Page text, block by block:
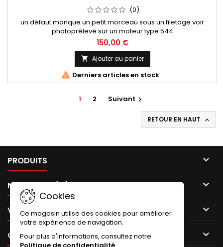
(0)
un défaut manque un petit morceau sous un filetage voir
photoprélevé sur un moteur type 544
150,00 €
 Ajouter au panier
 Derniers articles en stock
1 2 Suivant 
RETOUR EN HAUT 
PRODUITS 
NOTRE SOCIÉTÉ 
VOTRE COMPTE 
CONTACT 
Cookies
Ce magasin utilise des cookies pour améliorer
votre expérience de navigation.
Pour plus d'informations, consultez notre